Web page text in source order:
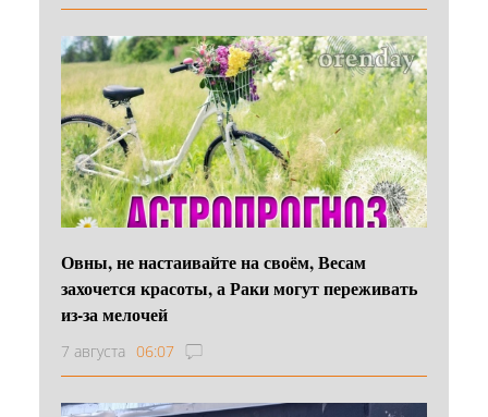
Овны, не настаивайте на своём, Весам
захочется красоты, а Раки могут переживать
из-за мелочей
7 августа 06:07